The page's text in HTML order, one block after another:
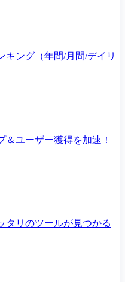
ング（年間/月間/デイリ
ユーザー獲得を加速！
タリのツールが見つかる